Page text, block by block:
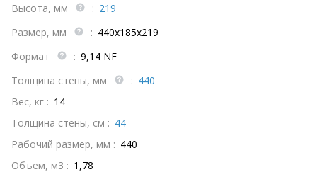
Высота, мм
: 219
Размер, мм
: 440x185x219
Формат
: 9,14 NF
Толщина стены, мм
: 440
Вес, кг : 14
Толщина стены, см : 44
Рабочий размер, мм : 440
Объем, м3 : 1,78